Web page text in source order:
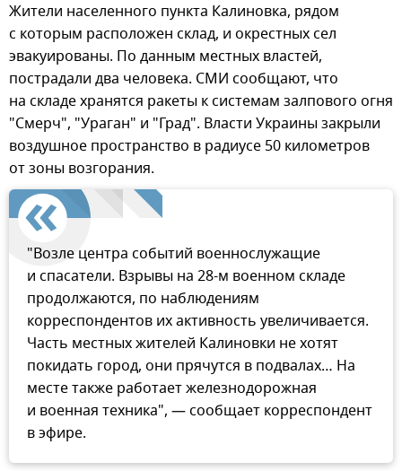
Жители населенного пункта Калиновка, рядом
с которым расположен склад, и окрестных сел
эвакуированы. По данным местных властей,
пострадали два человека. СМИ сообщают, что
на складе хранятся ракеты к системам залпового огня
"Смерч", "Ураган" и "Град". Власти Украины закрыли
воздушное пространство в радиусе 50 километров
от зоны возгорания.
"Возле центра событий военнослужащие
и спасатели. Взрывы на 28-м военном складе
продолжаются, по наблюдениям
корреспондентов их активность увеличивается.
Часть местных жителей Калиновки не хотят
покидать город, они прячутся в подвалах… На
месте также работает железнодорожная
и военная техника", — сообщает корреспондент
в эфире.